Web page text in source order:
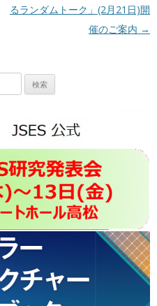
るランダムトーク」(2月21日)開
催のご案内 →